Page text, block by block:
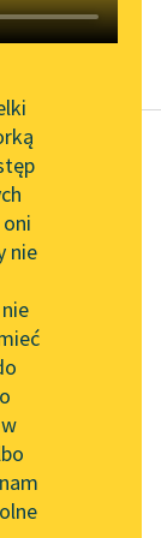
utworu
Lektur
dla piszących i
Lektur
nie
i